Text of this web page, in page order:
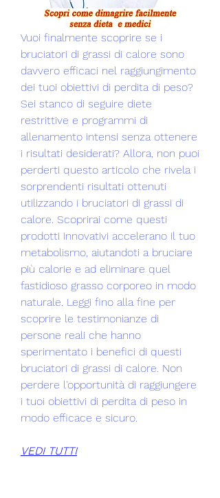
Vuoi finalmente scoprire se i
bruciatori di grassi di calore sono
davvero efficaci nel raggiungimento
dei tuoi obiettivi di perdita di peso?
Sei stanco di seguire diete
restrittive e programmi di
allenamento intensi senza ottenere
i risultati desiderati? Allora, non puoi
perderti questo articolo che rivela i
sorprendenti risultati ottenuti
utilizzando i bruciatori di grassi di
calore. Scoprirai come questi
prodotti innovativi accelerano il tuo
metabolismo, aiutandoti a bruciare
più calorie e ad eliminare quel
fastidioso grasso corporeo in modo
naturale. Leggi fino alla fine per
scoprire le testimonianze di
persone reali che hanno
sperimentato i benefici di questi
bruciatori di grassi di calore. Non
perdere l'opportunità di raggiungere
i tuoi obiettivi di perdita di peso in
modo efficace e sicuro.
VEDI TUTTI